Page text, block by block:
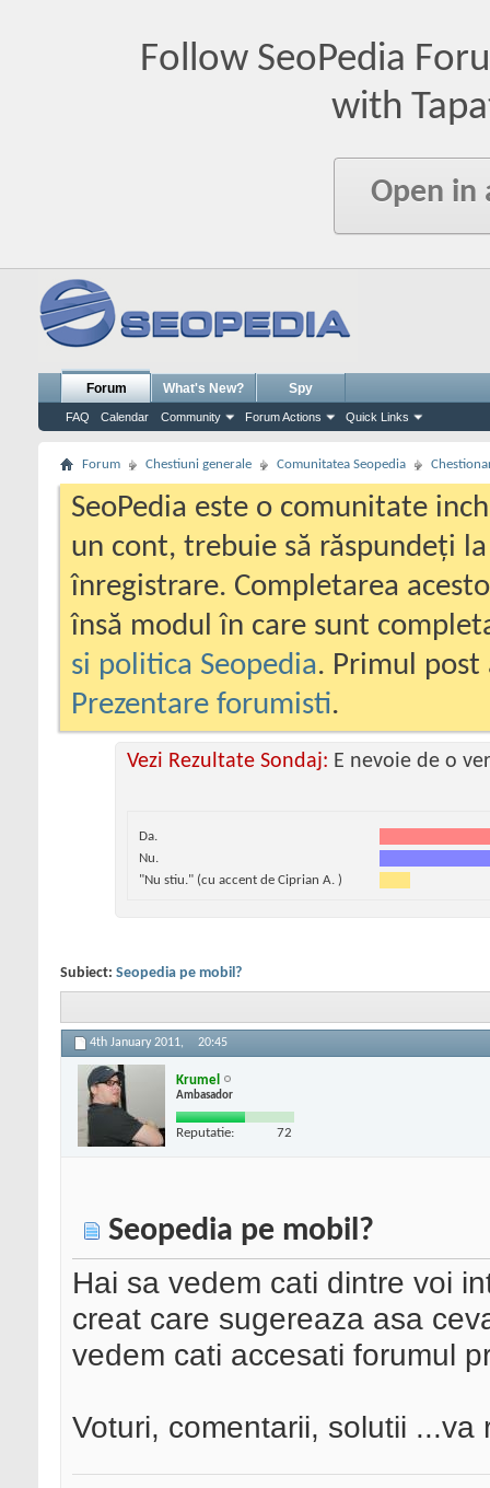
Follow SeoPedia
with
Open in
Forum
FAQ Calendar Community Forum Actions Quick Links
What's New? Spy
Forum Chestiuni generale Comunitatea Seopedia
SeoPedia este o comunitate
un cont, trebuie să răspundeți
înregistrare. Completarea
însă modul în care sunt
si politica Seopedia. Primul
Prezentare forumisti.
Vezi Rezultate Sondaj: E nevoie de o
Da.
Nu.
"Nu stiu." (cu accent de Ciprian A. )
Subiect: Seopedia pe mobil?
4th January 2011, 20:45
Krumel
Ambasador
Reputatie: 72
Seopedia pe mobil?
Hai sa vedem cati dintre voi
creat care sugereaza asa
vedem cati accesati forumul
Voturi, comentarii, solutii ...va